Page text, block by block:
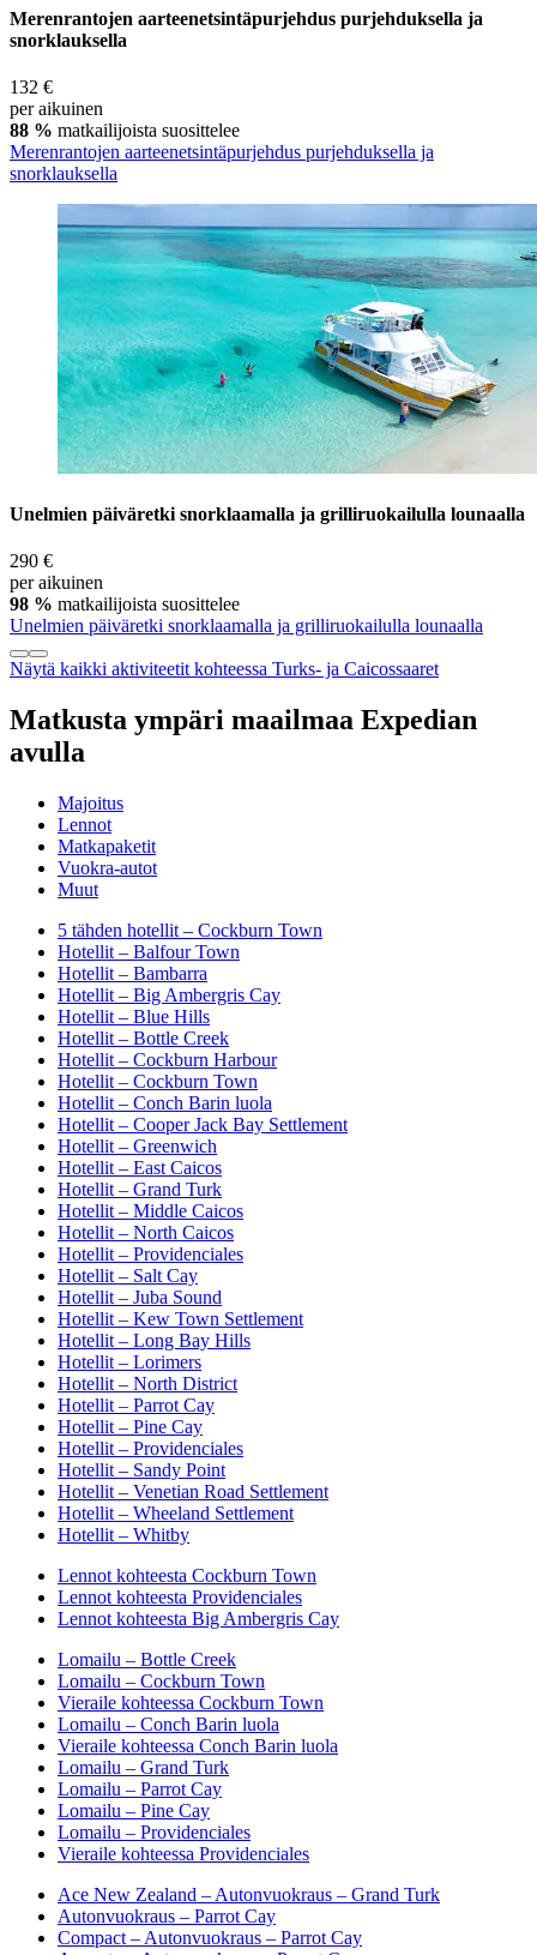
Merenrantojen aarteenetsintäpurjehdus purjehduksella ja
snorklauksella
132 €
per aikuinen
88 % matkailijoista suosittelee
Merenrantojen aarteenetsintäpurjehdus purjehduksella ja
snorklauksella
Unelmien päiväretki snorklaamalla ja grilliruokailulla lounaalla
290 €
per aikuinen
98 % matkailijoista suosittelee
Unelmien päiväretki snorklaamalla ja grilliruokailulla lounaalla
Näytä kaikki aktiviteetit kohteessa Turks- ja Caicossaaret
Matkusta ympäri maailmaa Expedian
avulla
Majoitus
Lennot
Matkapaketit
Vuokra-autot
Muut
5 tähden hotellit – Cockburn Town
Hotellit – Balfour Town
Hotellit – Bambarra
Hotellit – Big Ambergris Cay
Hotellit – Blue Hills
Hotellit – Bottle Creek
Hotellit – Cockburn Harbour
Hotellit – Cockburn Town
Hotellit – Conch Barin luola
Hotellit – Cooper Jack Bay Settlement
Hotellit – Greenwich
Hotellit – East Caicos
Hotellit – Grand Turk
Hotellit – Middle Caicos
Hotellit – North Caicos
Hotellit – Providenciales
Hotellit – Salt Cay
Hotellit – Juba Sound
Hotellit – Kew Town Settlement
Hotellit – Long Bay Hills
Hotellit – Lorimers
Hotellit – North District
Hotellit – Parrot Cay
Hotellit – Pine Cay
Hotellit – Providenciales
Hotellit – Sandy Point
Hotellit – Venetian Road Settlement
Hotellit – Wheeland Settlement
Hotellit – Whitby
Lennot kohteesta Cockburn Town
Lennot kohteesta Providenciales
Lennot kohteesta Big Ambergris Cay
Lomailu – Bottle Creek
Lomailu – Cockburn Town
Vieraile kohteessa Cockburn Town
Lomailu – Conch Barin luola
Vieraile kohteessa Conch Barin luola
Lomailu – Grand Turk
Lomailu – Parrot Cay
Lomailu – Pine Cay
Lomailu – Providenciales
Vieraile kohteessa Providenciales
Ace New Zealand – Autonvuokraus – Grand Turk
Autonvuokraus – Parrot Cay
Compact – Autonvuokraus – Parrot Cay